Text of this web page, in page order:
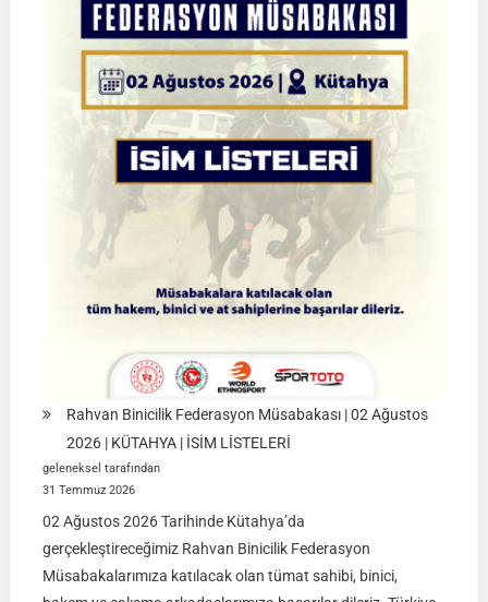
Yarı
Final
Müsabakaları
|
08-
09
2026
İSTANBUL
Rahvan Binicilik Federasyon Müsabakası | 02 Ağustos
2026 | KÜTAHYA | İSİM LİSTELERİ
geleneksel tarafından
31 Temmuz 2026
02 Ağustos 2026 Tarihinde Kütahya’da
gerçekleştireceğimiz Rahvan Binicilik Federasyon
Müsabakalarımıza katılacak olan tümat sahibi, binici,